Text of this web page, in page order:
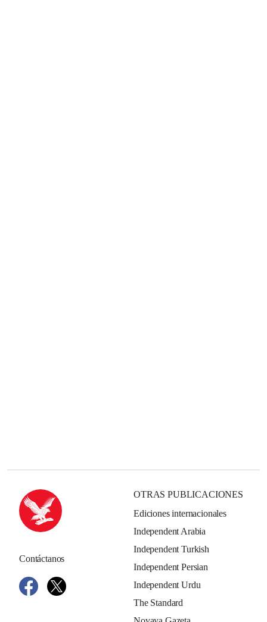
Contáctanos
OTRAS PUBLICACIONES
Ediciones internacionales
Independent Arabia
Independent Turkish
Independent Persian
Independent Urdu
The Standard